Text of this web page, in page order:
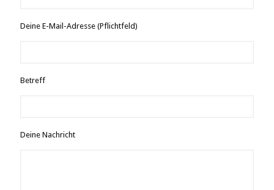
Deine E-Mail-Adresse (Pflichtfeld)
Betreff
Deine Nachricht